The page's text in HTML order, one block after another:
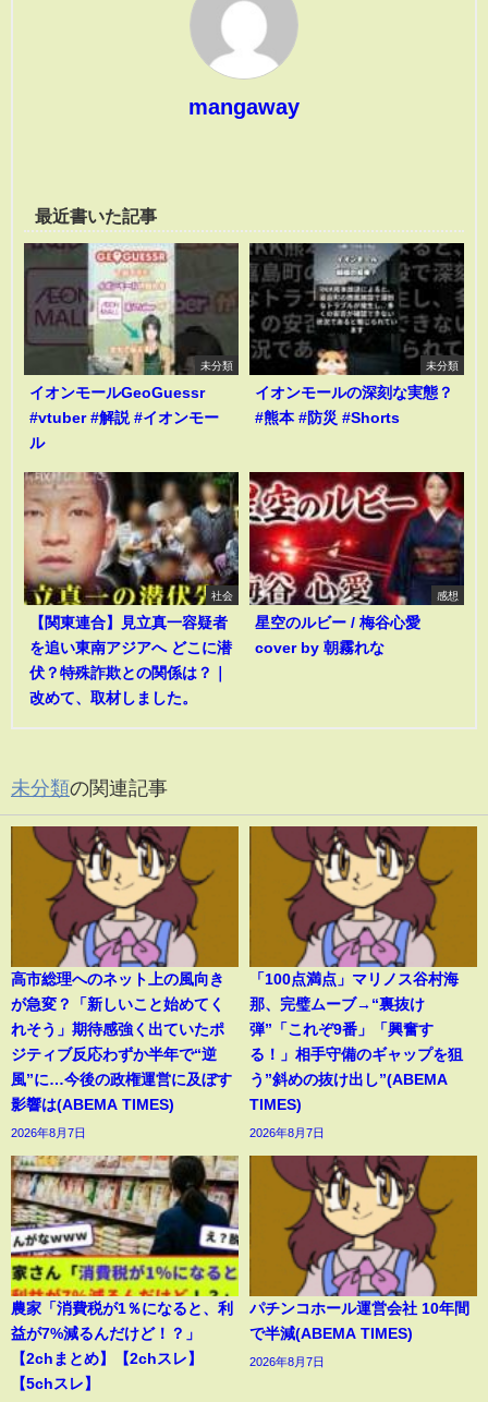
mangaway
最近書いた記事
未分類
イオンモールGeoGuessr
#vtuber #解説 #イオンモー
ル
未分類
イオンモールの深刻な実態？
#熊本 #防災 #Shorts
社会
【関東連合】見立真一容疑者
を追い東南アジアへ どこに潜
伏？特殊詐欺との関係は？｜
改めて、取材しました。
感想
星空のルビー / 梅谷心愛
cover by 朝霧れな
未分類の関連記事
高市総理へのネット上の風向き
が急変？「新しいこと始めてく
れそう」期待感強く出ていたポ
ジティブ反応わずか半年で“逆
風”に…今後の政権運営に及ぼす
影響は(ABEMA TIMES)
2026年8月7日
「100点満点」マリノス谷村海
那、完璧ムーブ→“裏抜け
弾”「これぞ9番」「興奮す
る！」相手守備のギャップを狙
う”斜めの抜け出し”(ABEMA
TIMES)
2026年8月7日
農家「消費税が1％になると、利
益が7%減るんだけど！？」
【2chまとめ】【2chスレ】
【5chスレ】
パチンコホール運営会社 10年間
で半減(ABEMA TIMES)
2026年8月7日